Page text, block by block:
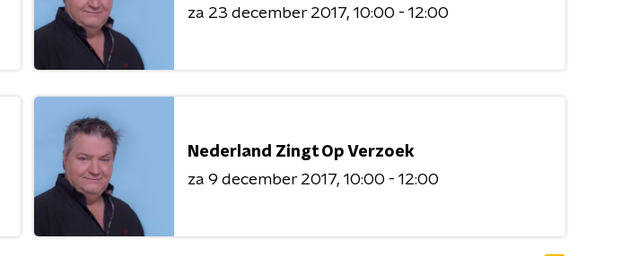
za 23 december 2017 10:00 - 12:00
Nederland Zingt Op Verzoek
za 9 december 2017 10:00 - 12:00